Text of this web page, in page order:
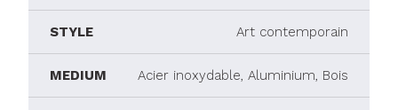
STYLE Art contemporain
MEDIUM Acier inoxydable, Aluminium, Bois